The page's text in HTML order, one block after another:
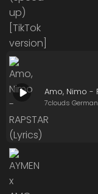
Amo, Nimo -
7clouds